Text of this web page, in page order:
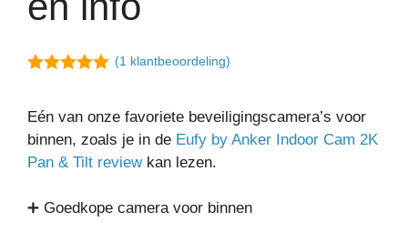
(1klantbeoordeling)
Eén van onze favoriete beveiligingscamera’s voor
binnen, zoals je in de Eufy by Anker Indoor Cam 2K
Pan & Tilt reviewkan lezen.
➕ Goedkope camera voor binnen